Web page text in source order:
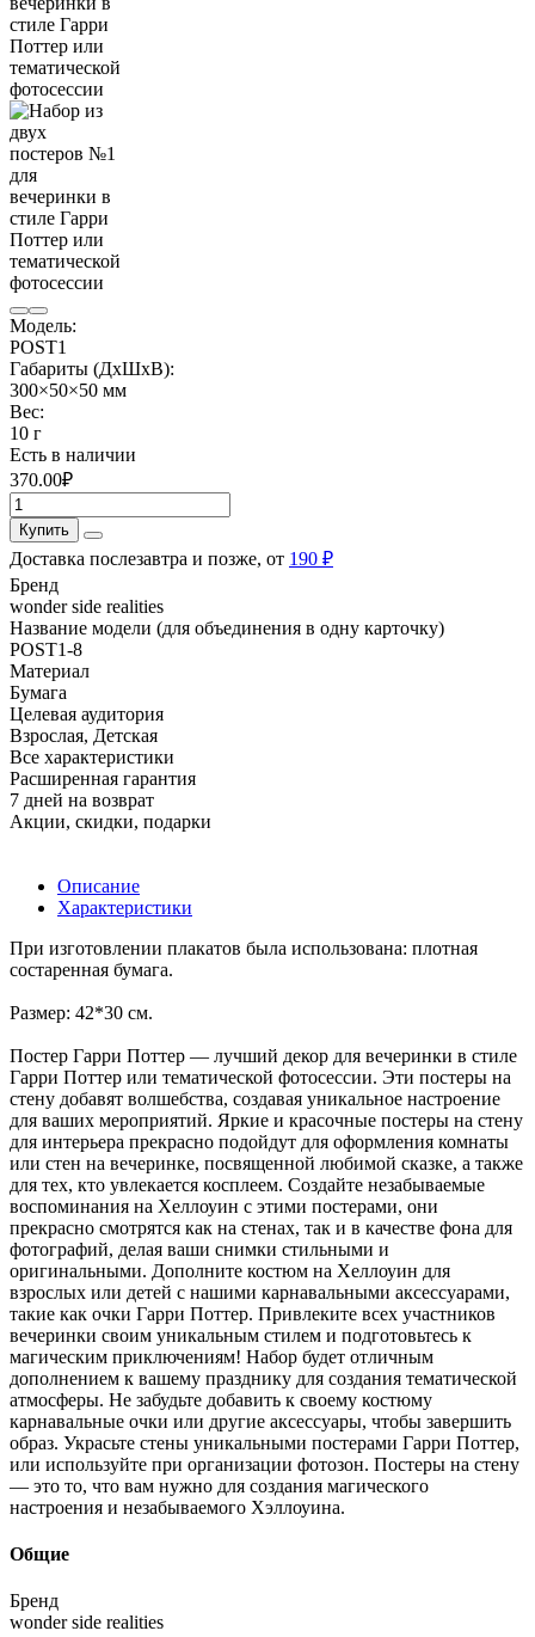
Модель:
POST1
Габариты (ДхШхВ):
300×50×50 мм
Вес:
10 г
Есть в наличии
370.00₽
Купить
Доставка послезавтра и позже, от 190 ₽
Бренд
wonder side realities
Название модели (для объединения в одну карточку)
POST1-8
Материал
Бумага
Целевая аудитория
Взрослая, Детская
Все характеристики
Расширенная гарантия
7 дней на возврат
Акции, скидки, подарки
Описание
Характеристики
При изготовлении плакатов была использована: плотная
состаренная бумага.
Размер: 42*30 см.
Постер Гарри Поттер — лучший декор для вечеринки в стиле
Гарри Поттер или тематической фотосессии. Эти постеры на
стену добавят волшебства, создавая уникальное настроение
для ваших мероприятий. Яркие и красочные постеры на стену
для интерьера прекрасно подойдут для оформления комнаты
или стен на вечеринке, посвященной любимой сказке, а также
для тех, кто увлекается косплеем. Создайте незабываемые
воспоминания на Хеллоуин с этими постерами, они
прекрасно смотрятся как на стенах, так и в качестве фона для
фотографий, делая ваши снимки стильными и
оригинальными. Дополните костюм на Хеллоуин для
взрослых или детей с нашими карнавальными аксессуарами,
такие как очки Гарри Поттер. Привлеките всех участников
вечеринки своим уникальным стилем и подготовьтесь к
магическим приключениям! Набор будет отличным
дополнением к вашему празднику для создания тематической
атмосферы. Не забудьте добавить к своему костюму
карнавальные очки или другие аксессуары, чтобы завершить
образ. Украсьте стены уникальными постерами Гарри Поттер,
или используйте при организации фотозон. Постеры на стену
— это то, что вам нужно для создания магического
настроения и незабываемого Хэллоуина.
Общие
Бренд
wonder side realities